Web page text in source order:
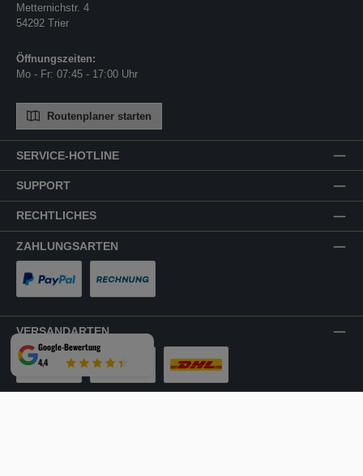
SERVICE-HOTLINE
SUPPORT
RECHTLICHES
ZAHLUNGSARTEN
VERSANDARTEN
LKW-Tour Spedition DHL
Metternichstr. 4
54292 Trier
Öffnungszeiten:
Mo - Fr: 07:45 - 17:00 Uhr
Routenplaner starten
Google-Bewertung
4,4